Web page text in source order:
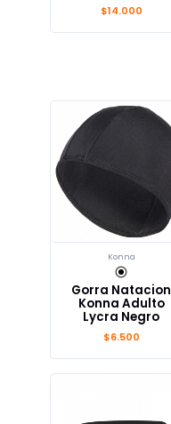
$14.000
Konna
Gorra Natacion
Konna Adulto
Lycra Negro
$6.500